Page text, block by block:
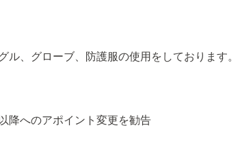
、グローブ、防護服の使用をしております。
降へのアポイント変更を勧告